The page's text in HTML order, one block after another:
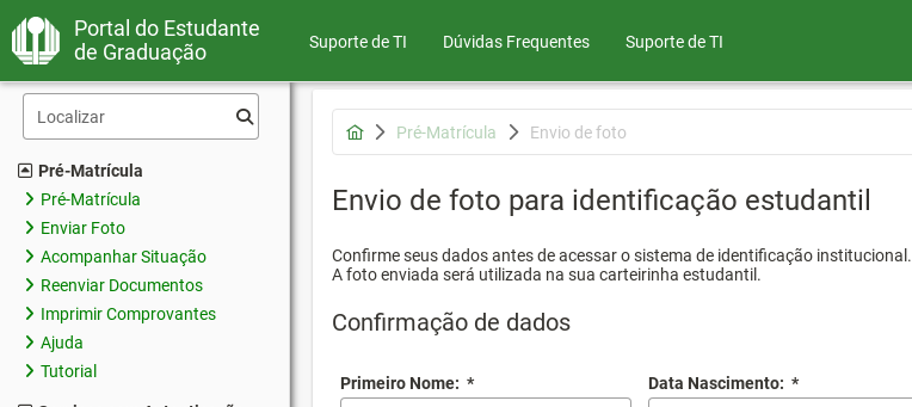
Portal do Estudante
de Graduação
Suporte de TI Dúvidas Frequentes Suporte de TI
Pré-Matrícula
Pré-Matrícula
Enviar Foto
Acompanhar Situação
Reenviar Documentos
Imprimir Comprovantes
Ajuda
Tutorial
Pré-Matrícula Envio de foto
Envio de foto para identificação estudantil
Confirme seus dados antes de acessar o sistema de identificação institucional.
A foto enviada será utilizada na sua carteirinha estudantil.
Confirmação de dados
Primeiro Nome: * Data Nascimento: *